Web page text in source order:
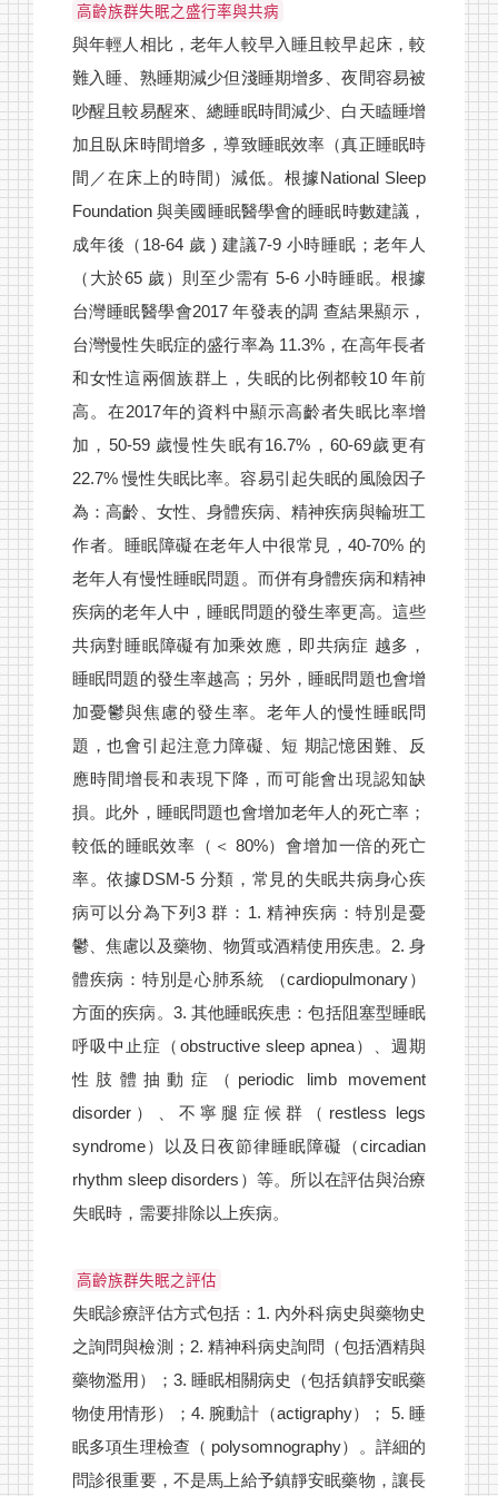
高齡族群失眠之盛行率與共病
與年輕人相比，老年人較早入睡且較早起床，較
難入睡、熟睡期減少但淺睡期增多、夜間容易被
吵醒且較易醒來、總睡眠時間減少、白天瞌睡增
加且臥床時間增多，導致睡眠效率（真正睡眠時
間／在床上的時間）減低。根據National Sleep
Foundation 與美國睡眠醫學會的睡眠時數建議，
成年後（18-64 歲 ) 建議7-9 小時睡眠；老年人
（大於65 歲）則至少需有 5-6 小時睡眠。根據
台灣睡眠醫學會2017 年發表的調 查結果顯示，
台灣慢性失眠症的盛行率為 11.3%，在高年長者
和女性這兩個族群上，失眠的比例都較10 年前
高。在2017年的資料中顯示高齡者失眠比率增
加，50-59 歲慢性失眠有16.7%，60-69歲更有
22.7% 慢性失眠比率。容易引起失眠的風險因子
為：高齡、女性、身體疾病、精神疾病與輪班工
作者。睡眠障礙在老年人中很常見，40-70% 的
老年人有慢性睡眠問題。而併有身體疾病和精神
疾病的老年人中，睡眠問題的發生率更高。這些
共病對睡眠障礙有加乘效應，即共病症 越多，
睡眠問題的發生率越高；另外，睡眠問題也會增
加憂鬱與焦慮的發生率。老年人的慢性睡眠問
題，也會引起注意力障礙、短 期記憶困難、反
應時間增長和表現下降，而可能會出現認知缺
損。此外，睡眠問題也會增加老年人的死亡率；
較低的睡眠效率（＜ 80%）會增加一倍的死亡
率。依據DSM-5 分類，常見的失眠共病身心疾
病可以分為下列3 群：1. 精神疾病：特別是憂
鬱、焦慮以及藥物、物質或酒精使用疾患。2. 身
體疾病：特別是心肺系統 （cardiopulmonary）
方面的疾病。3. 其他睡眠疾患：包括阻塞型睡眠
呼吸中止症（obstructive sleep apnea）、週期
性肢體抽動症（periodic limb movement
disorder）、不寧腿症候群（restless legs
syndrome）以及日夜節律睡眠障礙（circadian
rhythm sleep disorders）等。所以在評估與治療
失眠時，需要排除以上疾病。
高齡族群失眠之評估
失眠診療評估方式包括：1. 內外科病史與藥物史
之詢問與檢測；2. 精神科病史詢問（包括酒精與
藥物濫用）；3. 睡眠相關病史（包括鎮靜安眠藥
物使用情形）；4. 腕動計（actigraphy）； 5. 睡
眠多項生理檢查（ polysomnography）。詳細的
問診很重要，不是馬上給予鎮靜安眠藥物，讓長